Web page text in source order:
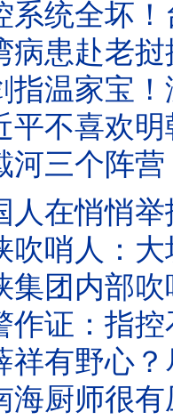
！台湾唯一穿甲弹材料工厂负责人遭虐S
挝换肾代价有多大？台媒对话地下移
宝！没罪名造罪名？ 抓了秘书
欢明朝！张又侠跟袁崇焕
营？温家宝态度强硬！胡锦涛透露
举报习近平！？公安还受理！清华教授
大坝下游1.32亿人有危险？万亿水
吹哨人：三峡大坝多处渗水？中共瞬间
控石景山钢厂罪恶！谷爱凌纵身一
尽显老大气场，给习近平下指导棋！菲
压力！习近平和中共高层吃得不简单